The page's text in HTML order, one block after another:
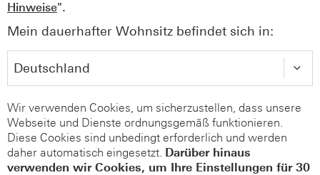
Hinweise".
Mein dauerhafter Wohnsitz befindet sich in:
Wir verwenden Cookies, um sicherzustellen, dass unsere
Webseite und Dienste ordnungsgemäß funktionieren.
Diese Cookies sind unbedingt erforderlich und werden
daher automatisch eingesetzt. Darüber hinaus
verwenden wir Cookies, um Ihre Einstellungen für 30